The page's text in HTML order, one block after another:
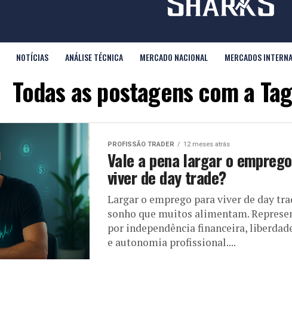
NOTÍCIAS ANÁLISE TÉCNICA MERCADO NACIONAL MERCADOS
Todas as postagens com a
PROFISSÃO TRADER 12 meses atrás
Vale a pena largar o
viver de day trade?
Largar o emprego para viver de day
sonho que muitos alimentam.
por independência financeira,
e autonomia profissional....